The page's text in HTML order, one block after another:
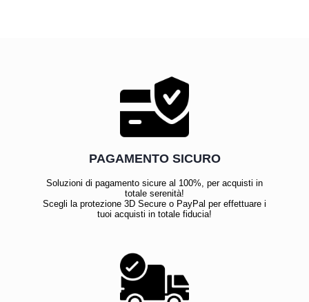
PAGAMENTO SICURO
Soluzioni di pagamento sicure al 100%, per acquisti in
totale serenità!
Scegli la protezione 3D Secure o PayPal per effettuare i
tuoi acquisti in totale fiducia!